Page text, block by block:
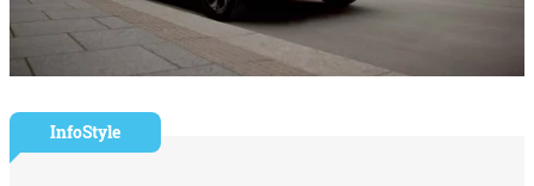
InfoStyle